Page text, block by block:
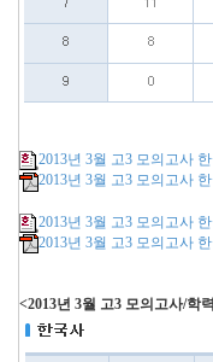
2013년 3월 고3 모의고사
2013년 3월 고3 모의고사
2013년 3월 고3 모의고사
2013년 3월 고3 모의고사
<2013년 3월 고3 모의고사/학